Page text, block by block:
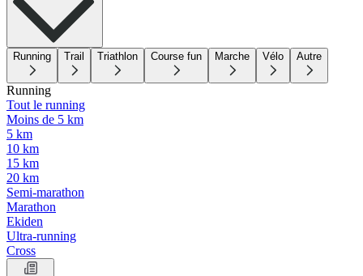
Running Trail Triathlon Course fun Marche Vélo Autre
Running
Tout le running
Moins de 5 km
5 km
10 km
15 km
20 km
Semi-marathon
Marathon
Ekiden
Ultra-running
Cross